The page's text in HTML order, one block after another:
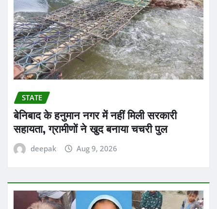
STATE
बेनिबाद के हनुमान नगर में नहीं मिली सरकारी
सहायता, ग्रामीणों ने खुद बनाया चचरी पुल
deepak Aug 9, 2026